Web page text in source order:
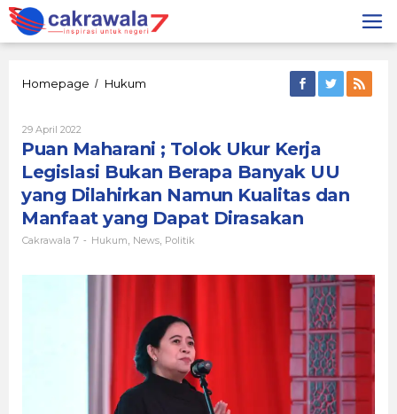
Lewati
ke
konten
Homepage / Hukum
Ukur
Kerja
Legislasi
Bukan
Berapa
Banyak
UU
Dilahirkan
dan
Manfaat
yang
Dapat
Dirasakan
29 April 2022
Cakrawala
7
Puan Maharani ; Tolok Ukur Kerja
Legislasi Bukan Berapa Banyak UU
yang Dilahirkan Namun Kualitas dan
Manfaat yang Dapat Dirasakan
Cakrawala 7 - Hukum News Politik